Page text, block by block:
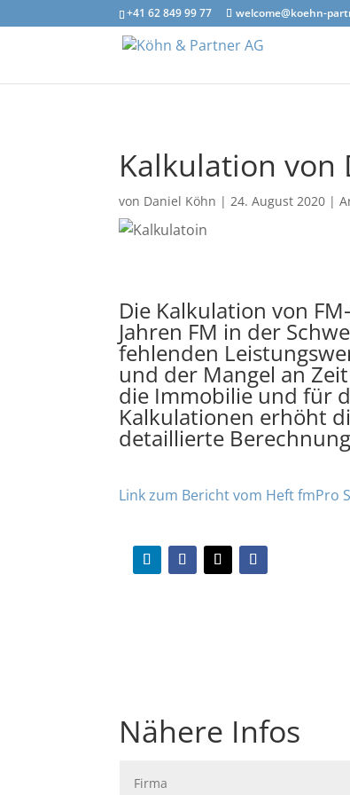
+41 62 849 99 77 welcome@koehn-
Kalkulation von
von Daniel Köhn |24. August 2020 |
Die Kalkulation von
Jahren FM in der
fehlenden
und der Mangel an
die Immobilie und für
Kalkulationen erhöht
detaillierte
Link zum Bericht vom Heft fmPro
Nähere Infos